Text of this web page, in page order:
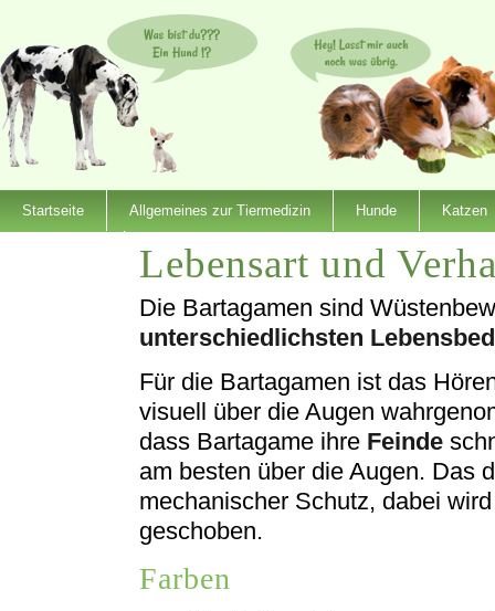
Startseite Allgemeines zur Tiermedizin Hunde Katzen
Lebensart und
Die Bartagamen sind
unterschiedlichsten
Für die Bartagamen ist das
visuell über die Augen
dass Bartagame ihre Feinde
am besten über die Augen. Das
mechanischer Schutz, dabei
geschoben.
Farben